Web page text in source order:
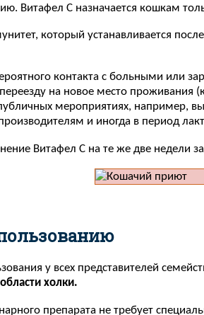
Витафел С назначается кошкам
который устанавливается
контакта с больными или
на новое место проживания
мероприятиях, например,
и иногда в период
Витафел С на те же две недели
у всех представителей
холки.
препарата не требует